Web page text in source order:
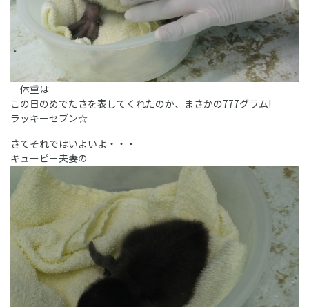
体重は
この日のめでたさを表してくれたのか、まさかの777グラム!
ラッキーセブン☆
さてそれではいよいよ・・・
キューピー夫妻の